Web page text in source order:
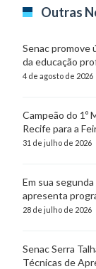
Outras
Senac promove
da educação
4 de agosto de 2026
Campeão do 1º
Recife para a
31 de julho de 2026
Em sua
apresenta
28 de julho de 2026
Senac Serra
Técnicas de